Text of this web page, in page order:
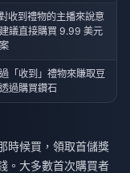
收到禮物的主播來說意
議直接購買 9.99 美元
「收到」禮物來賺取豆
過購買鑽石
時候買，領取首儲獎
。大多數首次購買者